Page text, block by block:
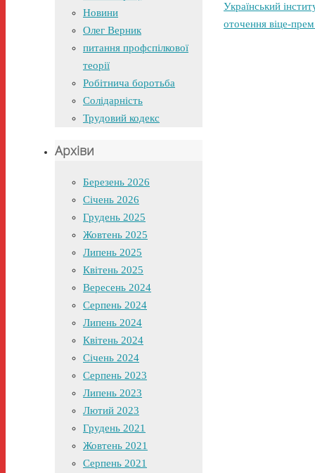
Український
оточення віце-
Новини
Олег Верник
питання профспілкової
теорії
Робітнича боротьба
Солідарність
Трудовий кодекс
Архіви
Березень 2026
Січень 2026
Грудень 2025
Жовтень 2025
Липень 2025
Квітень 2025
Вересень 2024
Серпень 2024
Липень 2024
Квітень 2024
Січень 2024
Серпень 2023
Липень 2023
Лютий 2023
Грудень 2021
Жовтень 2021
Серпень 2021